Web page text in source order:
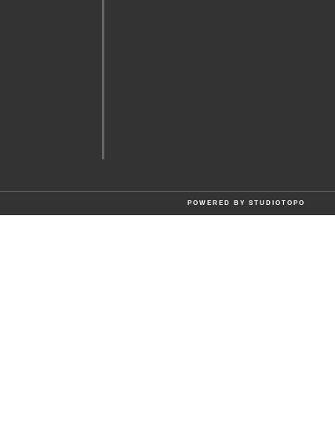
POWERED BY STUDIOTOPO